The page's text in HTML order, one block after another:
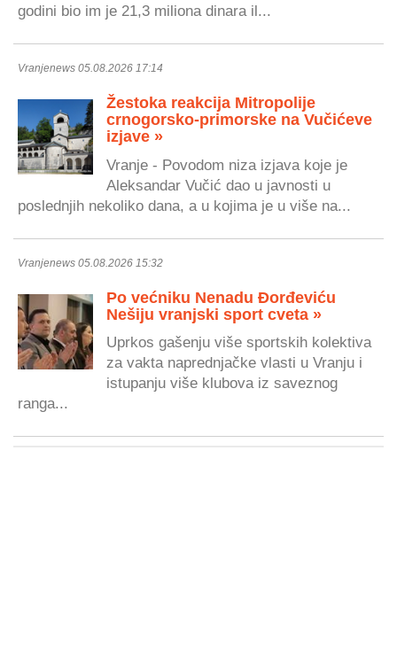
godini bio im je 21,3 miliona dinara il...
Vranjenews 05.08.2026 17:14
Žestoka reakcija Mitropolije
crnogorsko-primorske na Vučićeve
izjave »
Vranje - Povodom niza izjava koje je
Aleksandar Vučić dao u javnosti u
poslednjih nekoliko dana, a u kojima je u više na...
Vranjenews 05.08.2026 15:32
Po većniku Nenadu Đorđeviću
Nešiju vranjski sport cveta »
Uprkos gašenju više sportskih kolektiva
za vakta naprednjačke vlasti u Vranju i
istupanju više klubova iz saveznog
ranga...